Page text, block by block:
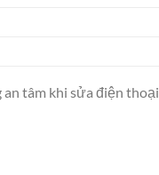
an tâm khi sửa điện thoại